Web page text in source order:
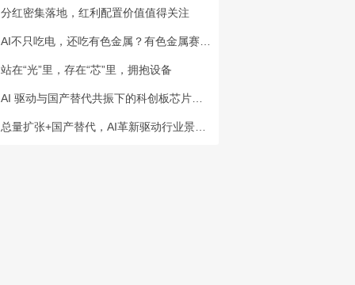
分红密集落地，红利配置价值值得关注
站在“光”里，存在“芯”里，拥抱设备